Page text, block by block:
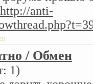
http://anti-
(2)
/ Обмен
1)